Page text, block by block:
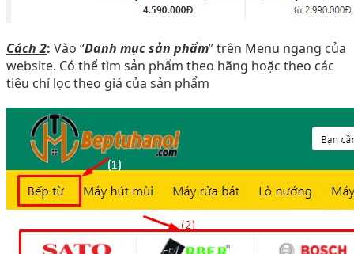
Cách 2: Vào “Danh mục sản phẩm” trên Menu ngang của
website. Có thể tìm sản phẩm theo hãng hoặc theo các
tiêu chí lọc theo giá của sản phẩm